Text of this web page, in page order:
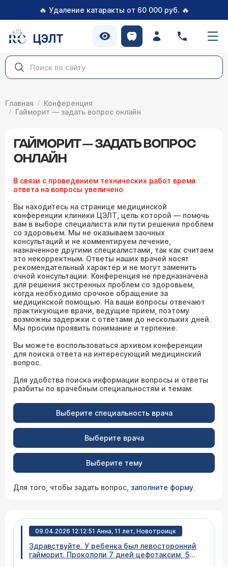
🔥 Удаление катаракты от 60 000 руб. 🔥
ЦЭЛТ
Главная
Конференция
Гайморит — задать вопрос онлайн
ГАЙМОРИТ — ЗАДАТЬ ВОПРОС
ОНЛАЙН
В связи с проведением технических работ время
ответа на вопросы увеличено
Вы находитесь на странице медицинской
конференции клиники ЦЭЛТ, цель которой — помочь
вам в выборе специалиста или пути решения проблем
со здоровьем. Мы не оказываем заочных
консультаций и не комментируем лечение,
назначенное другими специалистами, так как считаем
это некорректным. Ответы наших врачей носят
рекомендательный характер и не могут заменить
очной консультации. Конференция не предназначена
для решения экстренных проблем со здоровьем,
когда необходимо срочное обращение за
медицинской помощью. На ваши вопросы отвечают
практикующие врачи, ведущие прием, поэтому
возможны задержки с ответами до нескольких дней.
Мы просим проявить понимание и терпение.
Вы можете воспользоваться архивом конференции
для поиска ответа на интересующий медицинский
вопрос.
Для удобства поиска информации вопросы и ответы
разбиты по врачебным специальностям и темам:
Выберите специальность врача
Выберите врача
Выберите тему
Для того, чтобы задать вопрос, заполните форму.
09.04.2026 12:12:51 Анна, 11 лет, Новотроицк
Здравствуйте. У ребенка был левосторонний
гайморит. Прокололи 7 дней цефотаксим, 5